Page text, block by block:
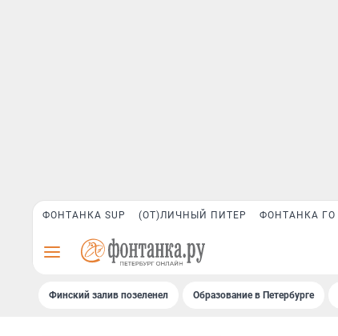
ФОНТАНКА SUP (ОТ)ЛИЧНЫЙ ПИТЕР ФОНТАНКА ГО
Финский залив позеленел Образование в Петербурге